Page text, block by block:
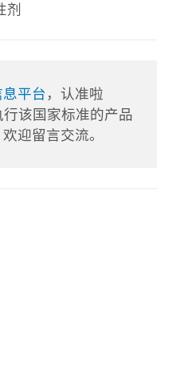
剂
平台 ，认准啦
该国家标准的产品
欢迎留言交流。